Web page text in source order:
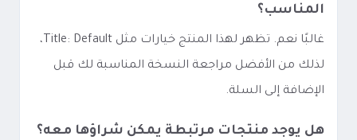
المناسب؟
غالبًا نعم. تظهر لهذا المنتج خيارات مثل Title: Default،
لذلك من الأفضل مراجعة النسخة المناسبة لك قبل
الإضافة إلى السلة.
هل يوجد منتجات مرتبطة يمكن شراؤها معه؟